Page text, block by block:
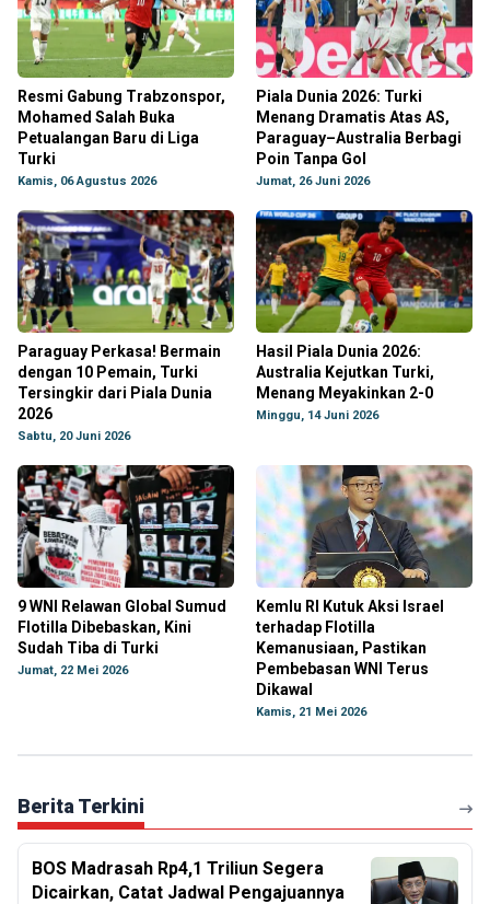
Resmi Gabung Trabzonspor,
Mohamed Salah Buka
Petualangan Baru di Liga
Turki
Kamis, 06 Agustus 2026
Piala Dunia 2026: Turki
Menang Dramatis Atas AS,
Paraguay–Australia Berbagi
Poin Tanpa Gol
Jumat, 26 Juni 2026
Paraguay Perkasa! Bermain
dengan 10 Pemain, Turki
Tersingkir dari Piala Dunia
2026
Sabtu, 20 Juni 2026
Hasil Piala Dunia 2026:
Australia Kejutkan Turki,
Menang Meyakinkan 2-0
Minggu, 14 Juni 2026
9 WNI Relawan Global Sumud
Flotilla Dibebaskan, Kini
Sudah Tiba di Turki
Jumat, 22 Mei 2026
Kemlu RI Kutuk Aksi Israel
terhadap Flotilla
Kemanusiaan, Pastikan
Pembebasan WNI Terus
Dikawal
Kamis, 21 Mei 2026
Berita Terkini
BOS Madrasah Rp4,1 Triliun Segera
Dicairkan, Catat Jadwal Pengajuannya